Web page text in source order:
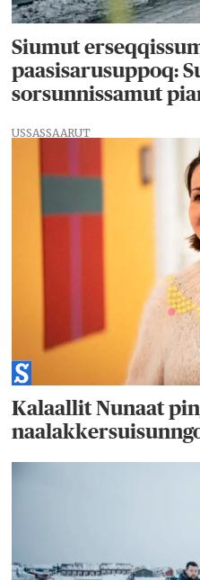
Siumut
paasisarusuppoq:
sorsunnissamut
USSASSAARUT
Kalaallit Nunaat